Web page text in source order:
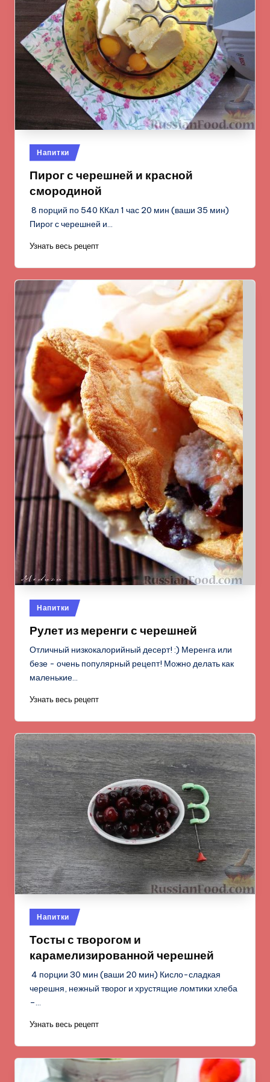
Опубликовано
в
Напитки
Пирог с черешней и красной
смородиной
8 порций по 540 ККал 1 час 20 мин (ваши 35 мин)
Пирог с черешней и…
Узнать весь рецепт
Опубликовано
в
Напитки
Рулет из меренги с черешней
Отличный низкокалорийный десерт! :) Меренга или
безе - очень популярный рецепт! Можно делать как
маленькие…
Узнать весь рецепт
Опубликовано
в
Напитки
Тосты с творогом и
карамелизированной черешней
4 порции 30 мин (ваши 20 мин) Кисло-сладкая
черешня, нежный творог и хрустящие ломтики хлеба
–…
Узнать весь рецепт